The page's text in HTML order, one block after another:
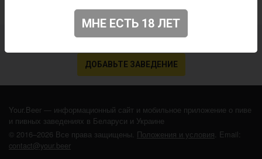
ДОБАВЬТЕ ЗАВЕДЕНИЕ
Your.Beer — информационный сайт и мобильное приложение о пиве
и пивных заведениях в Беларуси и Украине
© 2016–2026 Все права защищены. Положения и условия. Email:
contact@your.beer
МНЕ ЕСТЬ 18 ЛЕТ